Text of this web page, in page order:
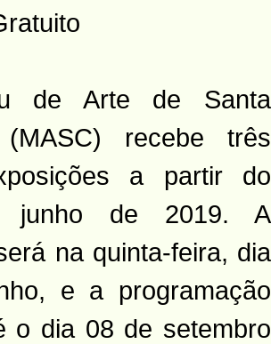
de Arte de Santa
(MASC) recebe três
a partir do
junho de 2019. A
na quinta-feira, dia
e a programação
o dia 08 de setembro